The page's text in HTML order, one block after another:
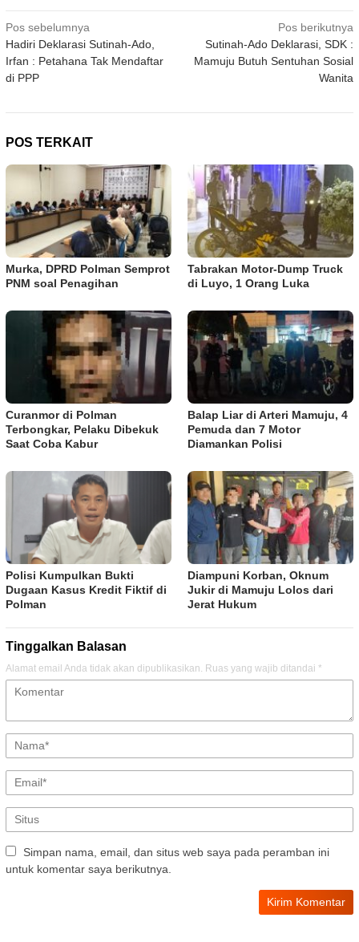
Navigasi
pos
Pos sebelumnya
Hadiri Deklarasi Sutinah-Ado,
Irfan : Petahana Tak Mendaftar
di PPP
Pos berikutnya
Sutinah-Ado Deklarasi, SDK :
Mamuju Butuh Sentuhan Sosial
Wanita
POS TERKAIT
Murka, DPRD Polman Semprot
PNM soal Penagihan
Tabrakan Motor-Dump Truck
di Luyo, 1 Orang Luka
Curanmor di Polman
Terbongkar, Pelaku Dibekuk
Saat Coba Kabur
Balap Liar di Arteri Mamuju, 4
Pemuda dan 7 Motor
Diamankan Polisi
Polisi Kumpulkan Bukti
Dugaan Kasus Kredit Fiktif di
Polman
Diampuni Korban, Oknum
Jukir di Mamuju Lolos dari
Jerat Hukum
Tinggalkan Balasan
Alamat email Anda tidak akan dipublikasikan. Ruas yang wajib ditandai *
Simpan nama, email, dan situs web saya pada peramban ini
untuk komentar saya berikutnya.